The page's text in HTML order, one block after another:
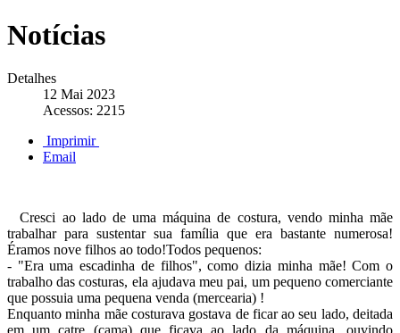
Notícias
Detalhes
12 Mai 2023
Acessos: 2215
Imprimir
Email
Cresci ao lado de uma máquina de costura, vendo minha mãe
trabalhar para sustentar sua família que era bastante numerosa!
Éramos nove filhos ao todo!Todos pequenos:
- "Era uma escadinha de filhos", como dizia minha mãe! Com o
trabalho das costuras, ela ajudava meu pai, um pequeno comerciante
que possuia uma pequena venda (mercearia) !
Enquanto minha mãe costurava gostava de ficar ao seu lado, deitada
em um catre (cama) que ficava ao lado da máquina, ouvindo